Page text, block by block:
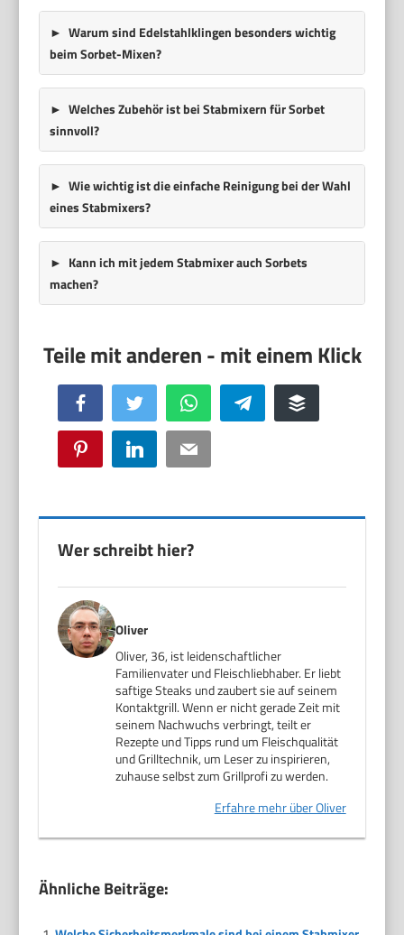
Warum sind Edelstahlklingen besonders wichtig
beim Sorbet-Mixen?
Welches Zubehör ist bei Stabmixern für Sorbet
sinnvoll?
Wie wichtig ist die einfache Reinigung bei der Wahl
eines Stabmixers?
Kann ich mit jedem Stabmixer auch Sorbets
machen?
Facebook Twitter WhatsApp Telegram Buffer
Pinterest LinkedIn Email
Wer schreibt hier?
Oliver
Oliver, 36, ist leidenschaftlicher
Familienvater und Fleischliebhaber. Er liebt
saftige Steaks und zaubert sie auf seinem
Kontaktgrill. Wenn er nicht gerade Zeit mit
seinem Nachwuchs verbringt, teilt er
Rezepte und Tipps rund um Fleischqualität
und Grilltechnik, um Leser zu inspirieren,
zuhause selbst zum Grillprofi zu werden.
Erfahre mehr über Oliver
Ähnliche Beiträge: